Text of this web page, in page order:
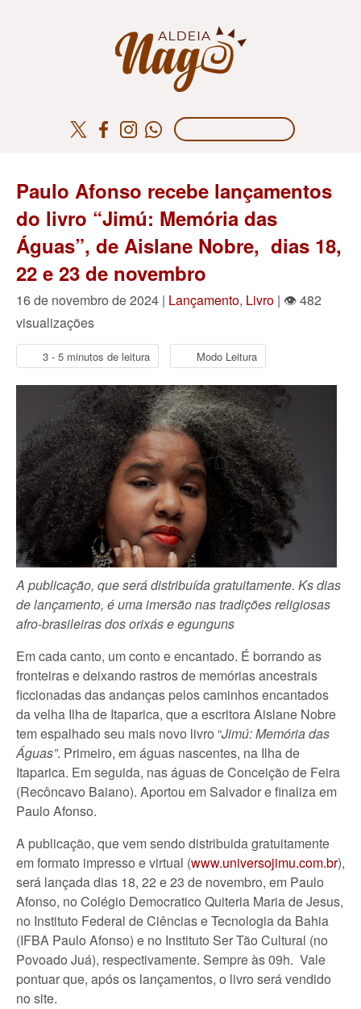
Paulo Afonso recebe lançamentos
do livro “Jimú: Memória das
Águas”, de Aislane Nobre, dias 18,
22 e 23 de novembro
16 de novembro de 2024 | Lançamento, Livro | 👁 482
visualizações
3 - 5 minutos de leitura Modo Leitura
A publicação, que será distribuída gratuitamente. Ks dias
de lançamento, é uma imersão nas tradições religiosas
afro-brasileiras dos orixás e egunguns
Em cada canto, um conto e encantado. É borrando as
fronteiras e deixando rastros de memórias ancestrais
ficcionadas das andanças pelos caminhos encantados
da velha Ilha de Itaparica, que a escritora Aislane Nobre
tem espalhado seu mais novo livro “Jimú: Memória das
Águas”. Primeiro, em águas nascentes, na Ilha de
Itaparica. Em seguida, nas águas de Conceição de Feira
(Recôncavo Baiano). Aportou em Salvador e finaliza em
Paulo Afonso.
A publicação, que vem sendo distribuida gratuitamente
em formato impresso e virtual (www.universojimu.com.br),
será lançada dias 18, 22 e 23 de novembro, em Paulo
Afonso, no Colégio Democratico Quiteria Maria de Jesus,
no Instituto Federal de Ciências e Tecnologia da Bahia
(IFBA Paulo Afonso) e no Instituto Ser Tão Cultural (no
Povoado Juá), respectivamente. Sempre às 09h. Vale
pontuar que, após os lançamentos, o livro será vendido
no site.